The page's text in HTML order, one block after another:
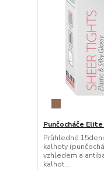
Punčocháče
Průhledné
kalhoty
vzhledem a
kalhot...